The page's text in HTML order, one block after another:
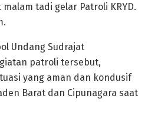
tadi gelar Patroli KRYD.
Undang Sudrajat
patroli tersebut,
yang aman dan kondusif
Barat dan Cipunagara saat